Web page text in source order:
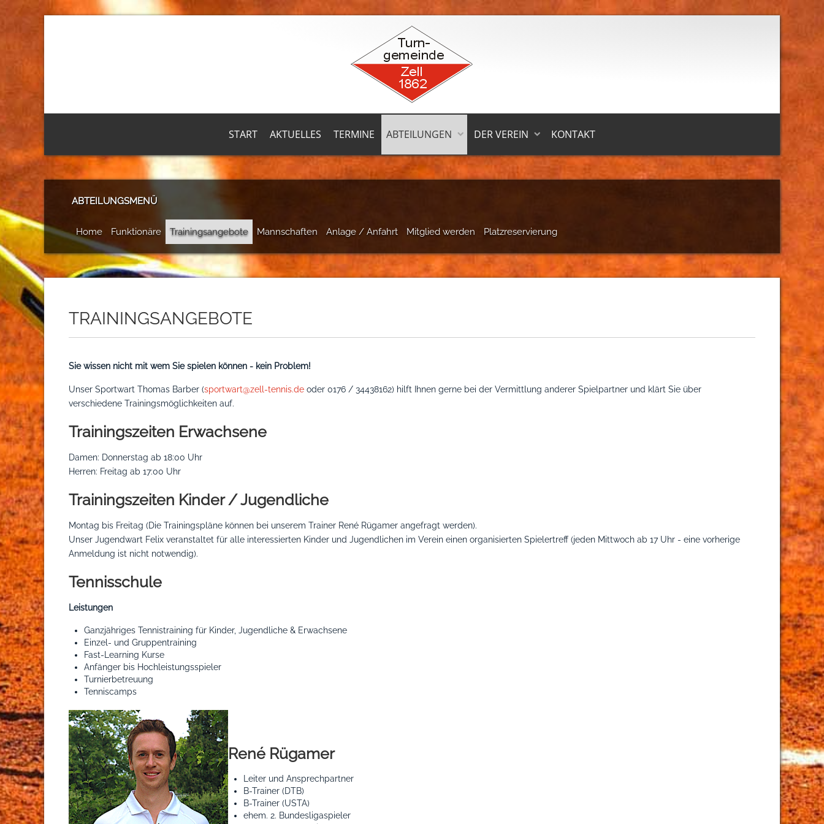
START AKTUELLES TERMINE ABTEILUNGEN DER VEREIN KONTAKT
ABTEILUNGSMENÜ
Home Funktionäre Trainingsangebote Mannschaften Anlage / Anfahrt Mitglied werden Platzreservierung
TRAININGSANGEBOTE
Sie wissen nicht mit wem Sie spielen können - kein Problem!
Unser Sportwart Thomas Barber (sportwart@zell-tennis.de oder 0176 / 34438162) hilft Ihnen gerne bei der Vermittlung anderer Spielpartner und klärt Sie über
verschiedene Trainingsmöglichkeiten auf.
Trainingszeiten Erwachsene
Damen: Donnerstag ab 18:00 Uhr
Herren: Freitag ab 17:00 Uhr
Trainingszeiten Kinder / Jugendliche
Montag bis Freitag (Die Trainingspläne können bei unserem Trainer René Rügamer angefragt werden).
Unser Jugendwart Felix veranstaltet für alle interessierten Kinder und Jugendlichen im Verein einen organisierten Spielertreff (jeden Mittwoch ab 17 Uhr - eine vorherige
Anmeldung ist nicht notwendig).
Tennisschule
Leistungen
Ganzjähriges Tennistraining für Kinder, Jugendliche & Erwachsene
Einzel- und Gruppentraining
Fast-Learning Kurse
Anfänger bis Hochleistungsspieler
Turnierbetreuung
Tenniscamps
René Rügamer
Leiter und Ansprechpartner
B-Trainer (DTB)
B-Trainer (USTA)
ehem. 2. Bundesligaspieler